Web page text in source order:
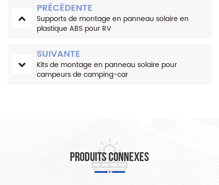
PRÉCÉDENTE
Supports de montage en panneau solaire en
plastique ABS pour RV
SUIVANTE
Kits de montage en panneau solaire pour
campeurs de camping-car
Produits connexes